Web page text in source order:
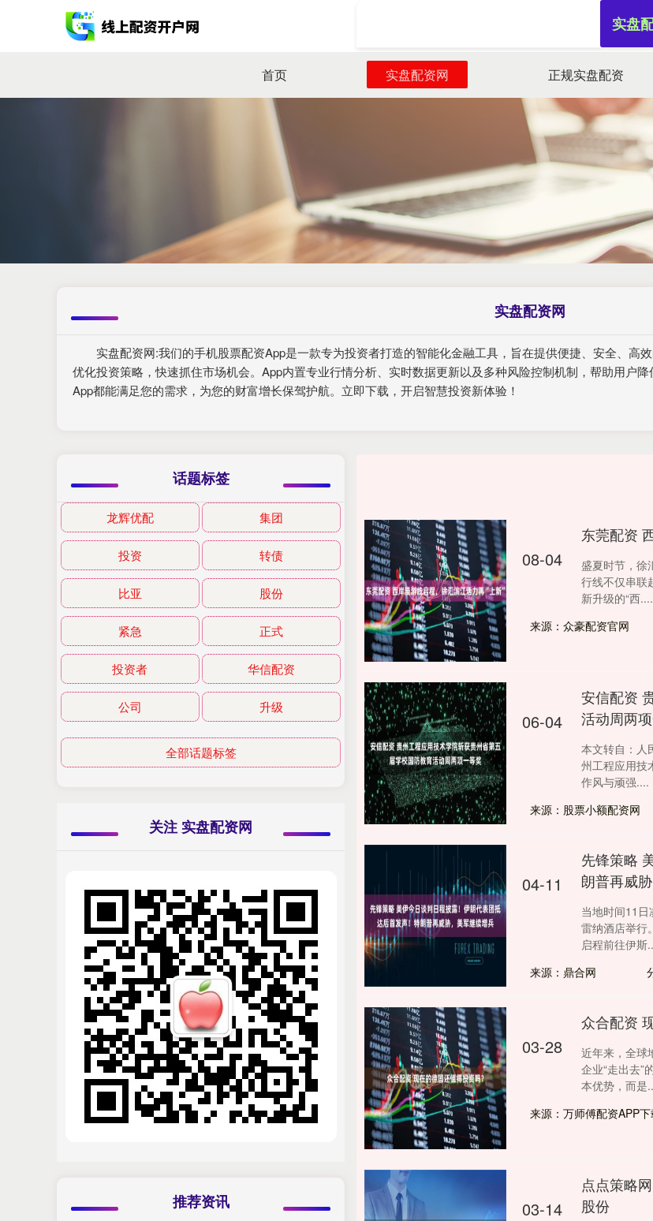
首页 实盘配资网 正规实盘配资
实盘配资网
实盘配资网:我们的手机股票配资App是一款专为投资者打造的智能化金融工具，旨在提供便捷、安全、高
优化投资策略，快速抓住市场机会。App内置专业行情分析、实时数据更新以及多种风险控制机制，帮助用户
App都能满足您的需求，为您的财富增长保驾护航。立即下载，开启智慧投资新体验！
实盘
08-04
东莞配资
盛夏时节，徐
行线不仅串联
新升级的“西....
来源：众豪配资官网
06-04
安信配资
活动周两
本文转自：人
州工程应用技
作风与顽强....
来源：股票小额配资网
04-11
先锋策略
朗普再威
当地时间11
雷纳酒店举行
启程前往伊斯
来源：鼎合网
03-28
众合配资
近年来，全球
企业“走出去”
本优势，而是
来源：万师傅配资APP下
03-14
点点策略
股份
话题标签
龙辉优配 集团
投资 转债
比亚 股份
紧急 正式
投资者 华信配资
公司 升级
全部话题标签
关注 实盘配资网
推荐资讯